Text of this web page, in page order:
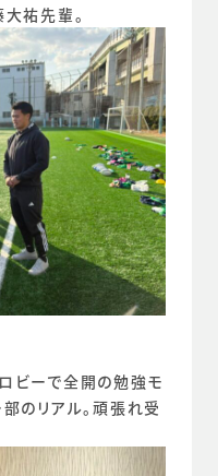
祐先輩。
ビーで全開の勉強モ
のリアル。頑張れ受